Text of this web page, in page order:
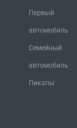
Первый
автомобиль
Семейный
автомобиль
Пикапы